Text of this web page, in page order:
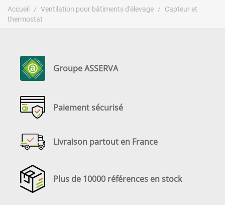
Accueil Ventilation pour bâtiments d'élevage
Capteur et
thermostat
Groupe ASSERVA
Paiement sécurisé
Livraison partout en France
Plus de 10000 références en stock